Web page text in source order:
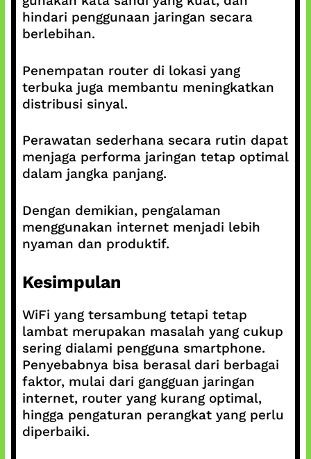
hindari penggunaan jaringan secara
berlebihan.
Penempatan router di lokasi yang
terbuka juga membantu meningkatkan
distribusi sinyal.
Perawatan sederhana secara rutin dapat
menjaga performa jaringan tetap optimal
dalam jangka panjang.
Dengan demikian, pengalaman
menggunakan internet menjadi lebih
nyaman dan produktif.
Kesimpulan
WiFi yang tersambung tetapi tetap
lambat merupakan masalah yang cukup
sering dialami pengguna smartphone.
Penyebabnya bisa berasal dari berbagai
faktor, mulai dari gangguan jaringan
internet, router yang kurang optimal,
hingga pengaturan perangkat yang perlu
diperbaiki.